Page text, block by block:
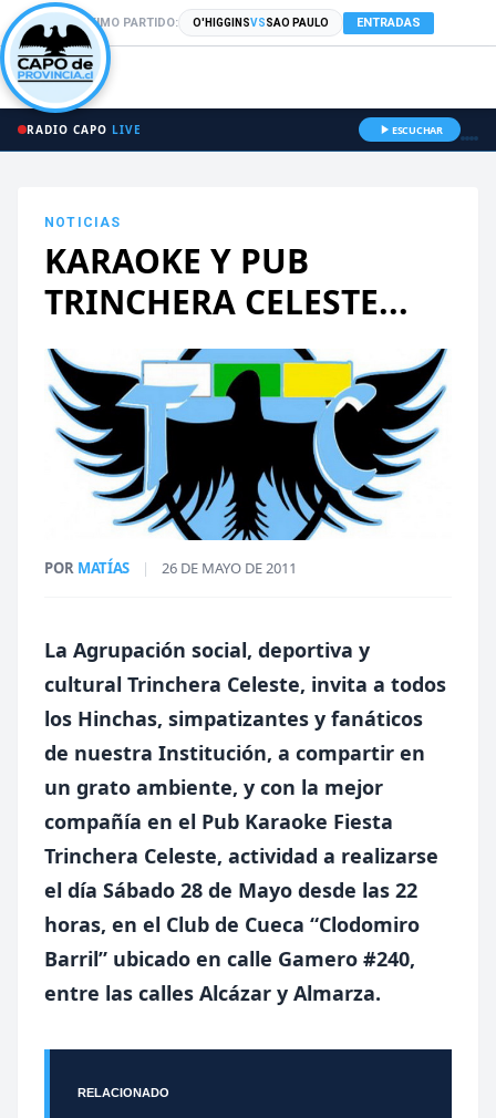
PRÓXIMO PARTIDO: O'HIGGINSVSSAO PAULO ENTRADAS
RADIO CAPO LIVE ESCUCHAR
NOTICIAS
KARAOKE Y PUB
TRINCHERA CELESTE...
POR MATÍAS | 26 DE MAYO DE 2011
La Agrupación social, deportiva y
cultural Trinchera Celeste, invita a todos
los Hinchas, simpatizantes y fanáticos
de nuestra Institución, a compartir en
un grato ambiente, y con la mejor
compañía en el Pub Karaoke Fiesta
Trinchera Celeste, actividad a realizarse
el día Sábado 28 de Mayo desde las 22
horas, en el Club de Cueca “Clodomiro
Barril” ubicado en calle Gamero #240,
entre las calles Alcázar y Almarza.
RELACIONADO